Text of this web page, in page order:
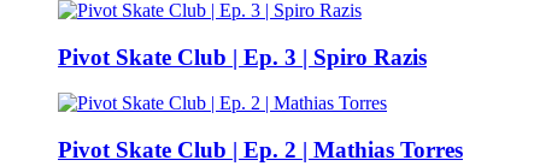
Pivot Skate Club | Ep. 3 | Spiro Razis
Pivot Skate Club | Ep. 2 | Mathias Torres